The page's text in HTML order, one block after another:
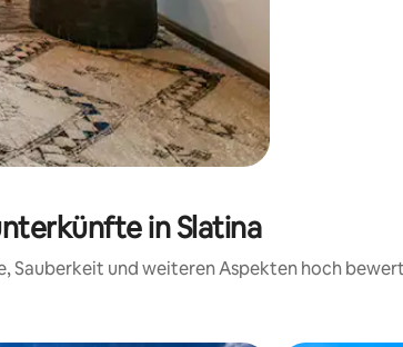
in Slatina
Sauberkeit und weiteren Aspekten hoch